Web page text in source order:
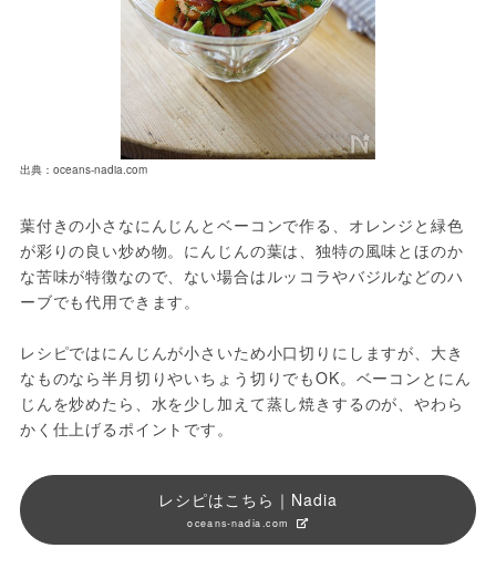
出典：oceans-nadia.com
葉付きの小さなにんじんとベーコンで作る、オレンジと緑色
が彩りの良い炒め物。にんじんの葉は、独特の風味とほのか
な苦味が特徴なので、ない場合はルッコラやバジルなどのハ
ーブでも代用できます。
レシピではにんじんが小さいため小口切りにしますが、大き
なものなら半月切りやいちょう切りでもOK。ベーコンとにん
じんを炒めたら、水を少し加えて蒸し焼きするのが、やわら
かく仕上げるポイントです。
レシピはこちら｜Nadia
oceans-nadia.com